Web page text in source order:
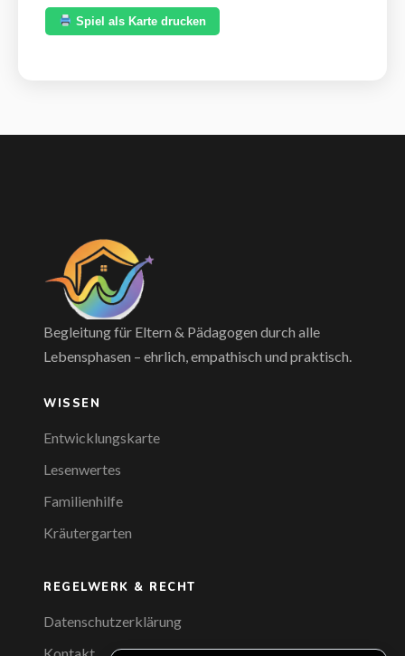
Spiel als Karte drucken
Begleitung für Eltern & Pädagogen durch alle
Lebensphasen – ehrlich, empathisch und praktisch.
WISSEN
Entwicklungskarte
Lesenwertes
Familienhilfe
Kräutergarten
REGELWERK & RECHT
Datenschutzerklärung